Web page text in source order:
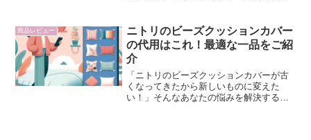
あればあっという間に自分だけのリラッ
クススペースが完成します...
商品レビュー
ニトリのビーズクッションカバー
の代用はこれ！最適な一品をご紹
介
「ニトリのビーズクッションカバーが古
くなってきたから新しいものに変えた
い！」そんなあなたの悩みを解決するた